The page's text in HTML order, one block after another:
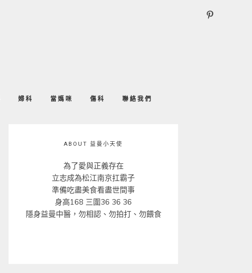
婦科 當媽咪 傷科 聯絡我們
ABOUT 益曼小天使
為了愛與正義存在
立志成為松江南京扛霸子
準備吃盡美食看盡世間事
身高168 三圍36 36 36
隱身益曼中醫，勿相認、勿拍打、勿餵食